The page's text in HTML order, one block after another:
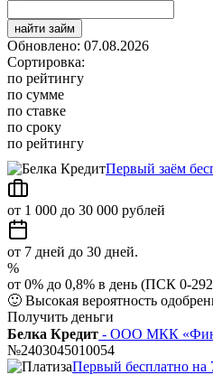
найти займ
Обновлено: 07.08.2026
Сортировка:
по рейтингу
по сумме
по ставке
по сроку
по рейтингу
Первый заём
от 1 000 до 30 000 рублей
от 7 дней до 30 дней.
%
от 0% до 0,8% в день (ПСК 0-
🙂 Высокая вероятность
Получить деньги
Белка Кредит - ООО МКК
№2403045010054
Первый бесплатно на